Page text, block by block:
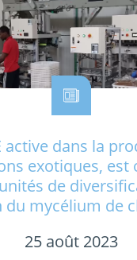
active dans la
exotiques, est
de
du mycélium de
25 août 2023